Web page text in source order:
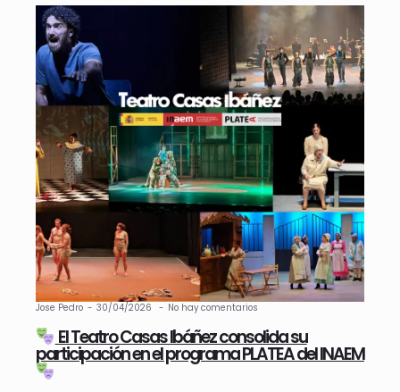
El Teatro Casas Ibáñez consolida su
participación en el programa PLATEA del INAEM
Jose Pedro 30/04/2026 No hay comentarios